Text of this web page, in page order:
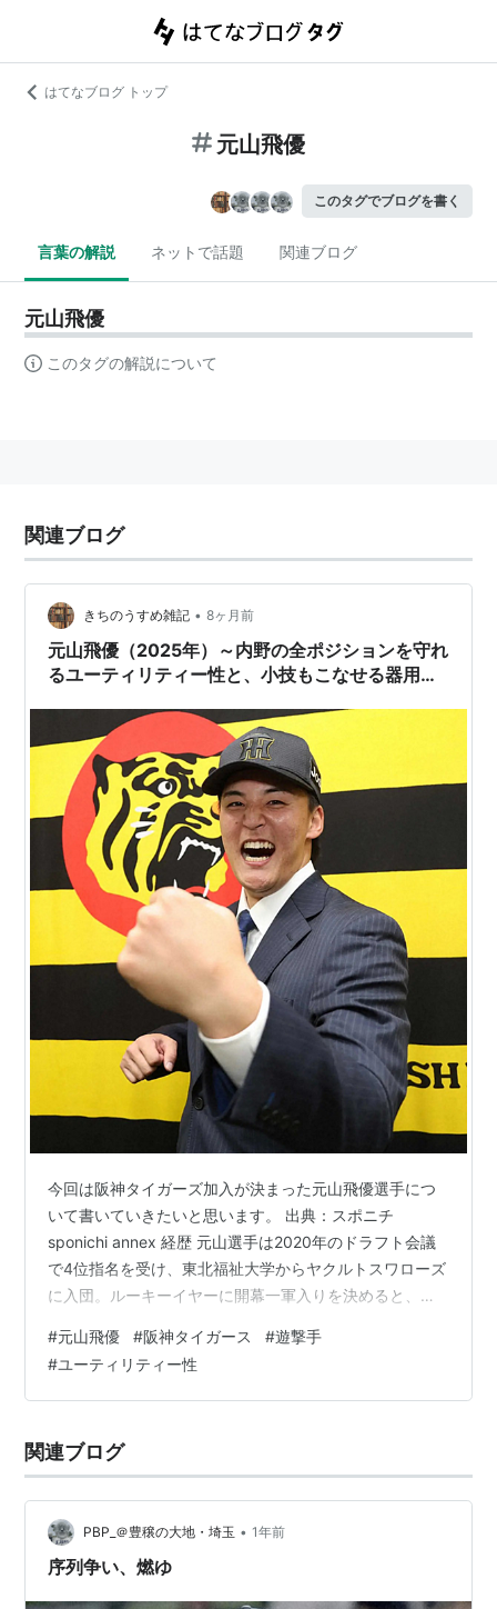
はてなブログ トップ
元山飛優
このタグでブログを書く
言葉の解説 ネットで話題 関連ブログ
元山飛優
このタグの解説について
関連ブログ
きちのうすめ雑記 • 8ヶ月前
元山飛優（2025年）～内野の全ポジションを守れ
るユーティリティー性と、小技もこなせる器用さ
今回は阪神タイガーズ加入が決まった元山飛優選手につ
いて書いていきたいと思います。 出典：スポニチ
sponichi annex 経歴 元山選手は2020年のドラフト会議
で4位指名を受け、東北福祉大学からヤクルトスワローズ
に入団。ルーキーイヤーに開幕一軍入りを決めると、開
放つセンセーショナルなデビュー戦を飾ります。
kichitan.hatenablog.com そして翌日にはプロ初スタメン
になる等遊撃手を中心にスタメン起用されると、死球の
ギュラー不在の遊撃手の中で存在感を示しました。 しか
し…
#元山飛優 #阪神タイガース #遊撃手
#ユーティリティー性
関連ブログ
PBP_＠豊穣の大地・埼玉 • 1年前
序列争い、燃ゆ